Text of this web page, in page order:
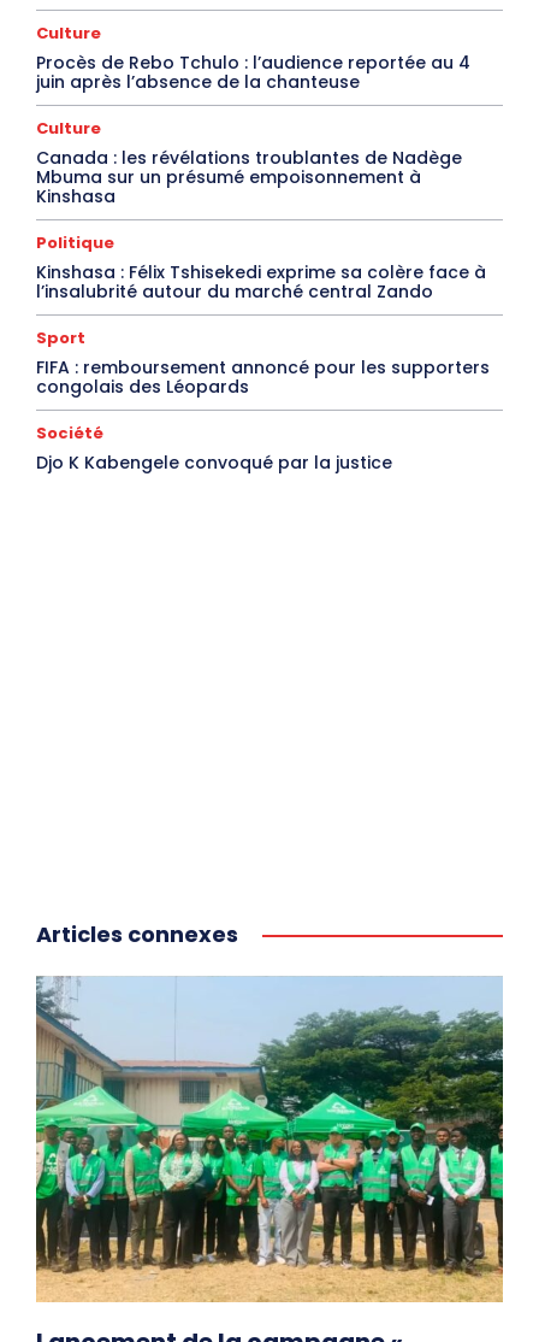
Culture
Procès de Rebo Tchulo : l’audience reportée au 4
juin après l’absence de la chanteuse
Culture
Canada : les révélations troublantes de Nadège
Mbuma sur un présumé empoisonnement à
Kinshasa
Politique
Kinshasa : Félix Tshisekedi exprime sa colère face à
l’insalubrité autour du marché central Zando
Sport
FIFA : remboursement annoncé pour les supporters
congolais des Léopards
Société
Djo K Kabengele convoqué par la justice
Articles connexes